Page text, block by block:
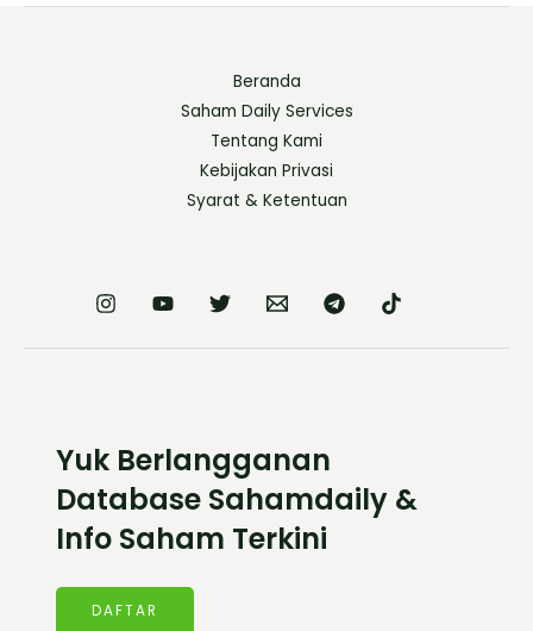
Beranda
Saham Daily Services
Tentang Kami
Kebijakan Privasi
Syarat & Ketentuan
Yuk Berlangganan
Database Sahamdaily &
Info Saham Terkini
DAFTAR